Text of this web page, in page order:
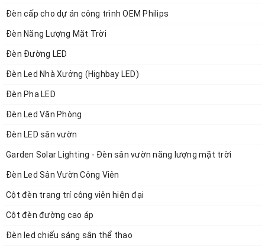
1, Thông Số Kỹ Thuật Đèn Đường LED ZLT-AIO3
50W
80W
100W
Đèn cấp cho dự án công trình OEM Philips
Đèn Năng Lượng Mặt Trời
Đèn Đường LED
Đèn Led Nhà Xưởng (Highbay LED)
Đèn Pha LED
Đèn Led Văn Phòng
Đèn LED sân vườn
Garden Solar Lighting - Đèn sân vườn năng lượng mặt trời
Đèn Led Sân Vườn Công Viên
Cột đèn trang trí công viên hiện đại
Cột đèn đường cao áp
Đèn led chiếu sáng sân thể thao